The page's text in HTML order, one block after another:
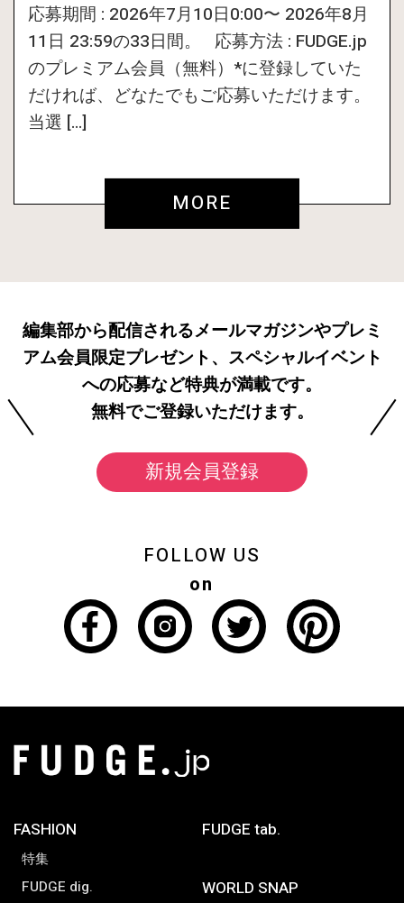
応募期間 : 2026年7月10日0:00〜 2026年8月
11日 23:59の33日間。 応募方法 : FUDGE.jp
のプレミアム会員（無料）*に登録していた
だければ、どなたでもご応募いただけます。
当選 […]
MORE
編集部から配信されるメールマガジンやプレミ
アム会員限定プレゼント、スペシャルイベント
への応募など特典が満載です。
無料でご登録いただけます。
新規会員登録
FOLLOW US
on
FASHION
特集
FUDGE dig.
FUDGE tab.
WORLD SNAP